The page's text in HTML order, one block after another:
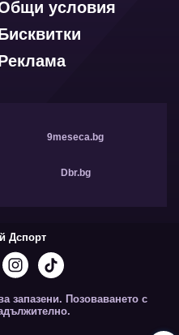
условия
9meseca.bg
Dbr.bg
Дспорт
запазени. Позоваването с